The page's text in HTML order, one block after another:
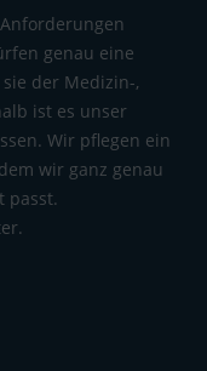
genau eine
der Medizin-,
ist es unser
Wir pflegen ein
wir ganz genau
passt.